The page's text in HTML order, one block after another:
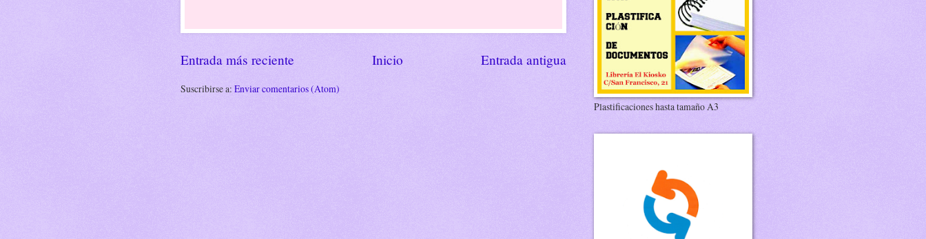
Entrada más reciente Entrada antigua
Inicio
Suscribirse a: Enviar comentarios (Atom)
Plastificaciones hasta tamaño A3